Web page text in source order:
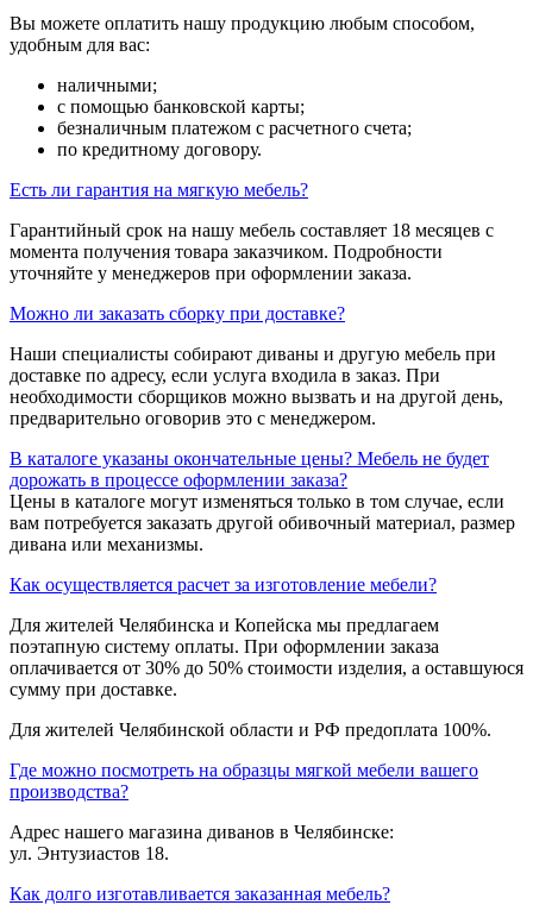
Вы можете оплатить нашу продукцию любым способом,
удобным для вас:
наличными;
с помощью банковской карты;
безналичным платежом с расчетного счета;
по кредитному договору.
Есть ли гарантия на мягкую мебель?
Гарантийный срок на нашу мебель составляет 18 месяцев с
момента получения товара заказчиком. Подробности
уточняйте у менеджеров при оформлении заказа.
Можно ли заказать сборку при доставке?
Наши специалисты собирают диваны и другую мебель при
доставке по адресу, если услуга входила в заказ. При
необходимости сборщиков можно вызвать и на другой день,
предварительно оговорив это с менеджером.
В каталоге указаны окончательные цены? Мебель не будет
дорожать в процессе оформлении заказа?
Цены в каталоге могут изменяться только в том случае, если
вам потребуется заказать другой обивочный материал, размер
дивана или механизмы.
Как осуществляется расчет за изготовление мебели?
Для жителей Челябинска и Копейска мы предлагаем
поэтапную систему оплаты. При оформлении заказа
оплачивается от 30% до 50% стоимости изделия, а оставшуюся
сумму при доставке.
Для жителей Челябинской области и РФ предоплата 100%.
Где можно посмотреть на образцы мягкой мебели вашего
производства?
Адрес нашего магазина диванов в Челябинске:
ул. Энтузиастов 18.
Как долго изготавливается заказанная мебель?